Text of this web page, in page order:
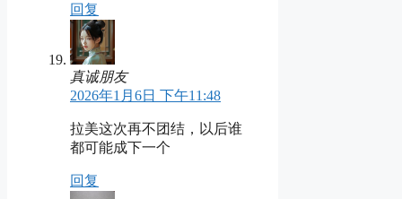
回复
真诚朋友
2026年1月6日 下午11:48
拉美这次再不团结，以后谁
都可能成下一个
回复